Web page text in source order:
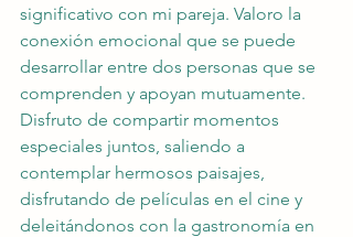
significativo con mi pareja. Valoro la
conexión emocional que se puede
desarrollar entre dos personas que se
comprenden y apoyan mutuamente.
Disfruto de compartir momentos
especiales juntos, saliendo a
contemplar hermosos paisajes,
disfrutando de películas en el cine y
deleitándonos con la gastronomía en